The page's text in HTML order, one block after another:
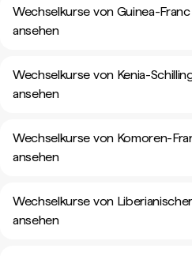
Wechselkurse von Guinea-
ansehen
Wechselkurse von Kenia-
ansehen
Wechselkurse von Komoren-
ansehen
Wechselkurse von
ansehen